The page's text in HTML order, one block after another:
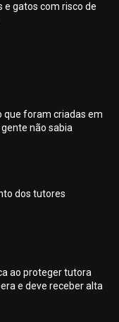
e gatos com risco de
que foram criadas em
não sabia
dos tutores
ao proteger tutora
e deve receber alta